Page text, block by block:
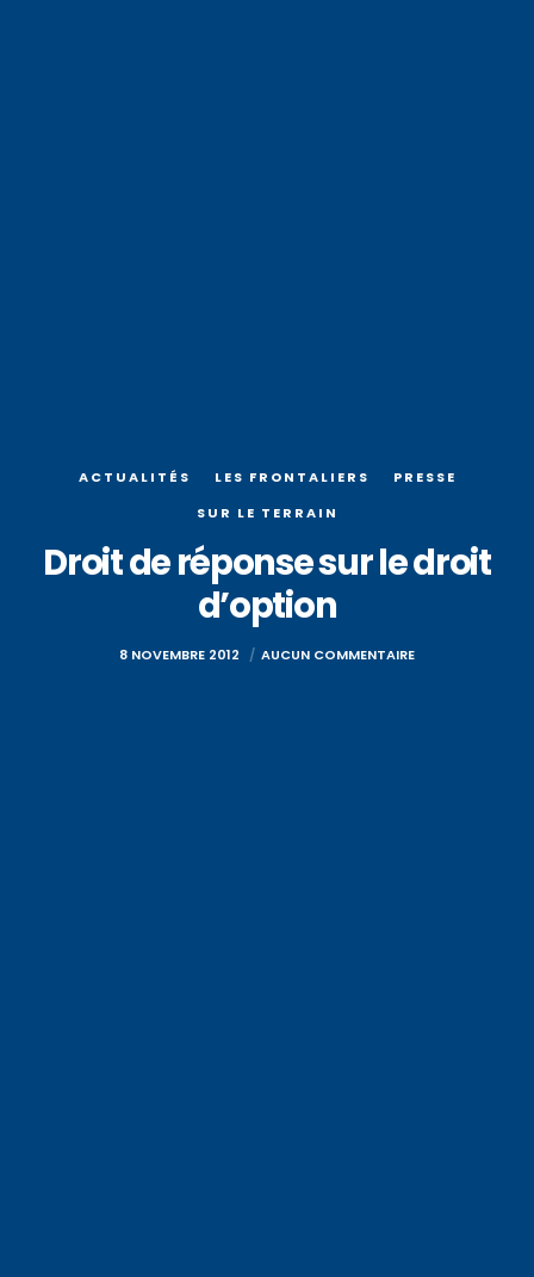
ACTUALITÉS LES FRONTALIERS
PRESSE
SUR LE TERRAIN
Droit de réponse sur le droit
d’option
8 NOVEMBRE 2012 AUCUN COMMENTAIRE